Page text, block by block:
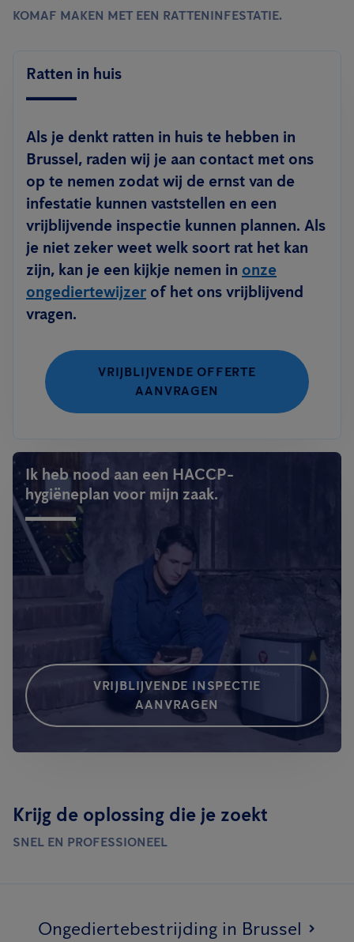
KOMAF MAKEN MET EEN RATTENINFESTATIE.
Ratten in huis
Als je denkt ratten in huis te hebben in
Brussel, raden wij je aan contact met ons
op te nemen zodat wij de ernst van de
infestatie kunnen vaststellen en een
vrijblijvende inspectie kunnen plannen. Als
je niet zeker weet welk soort rat het kan
zijn, kan je een kijkje nemen in onze
ongediertewijzer of het ons vrijblijvend
vragen.
VRIJBLIJVENDE OFFERTE
AANVRAGEN
Ik heb nood aan een HACCP-
hygiëneplan voor mijn zaak.
VRIJBLIJVENDE INSPECTIE
AANVRAGEN
Krijg de oplossing die je zoekt
SNEL EN PROFESSIONEEL
Ongediertebestrijding in Brussel